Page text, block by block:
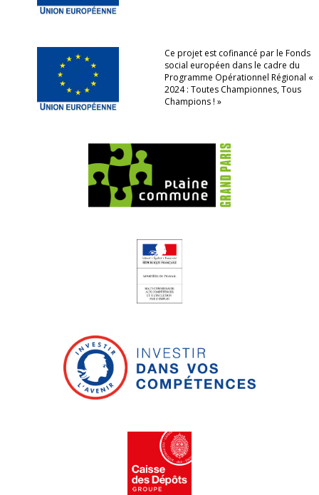
Ce projet est cofinancé par le Fonds
social européen dans le cadre du
Programme Opérationnel Régional «
2024 : Toutes Championnes, Tous
Champions ! »